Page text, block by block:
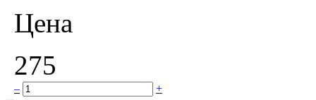
Цена
275
– +